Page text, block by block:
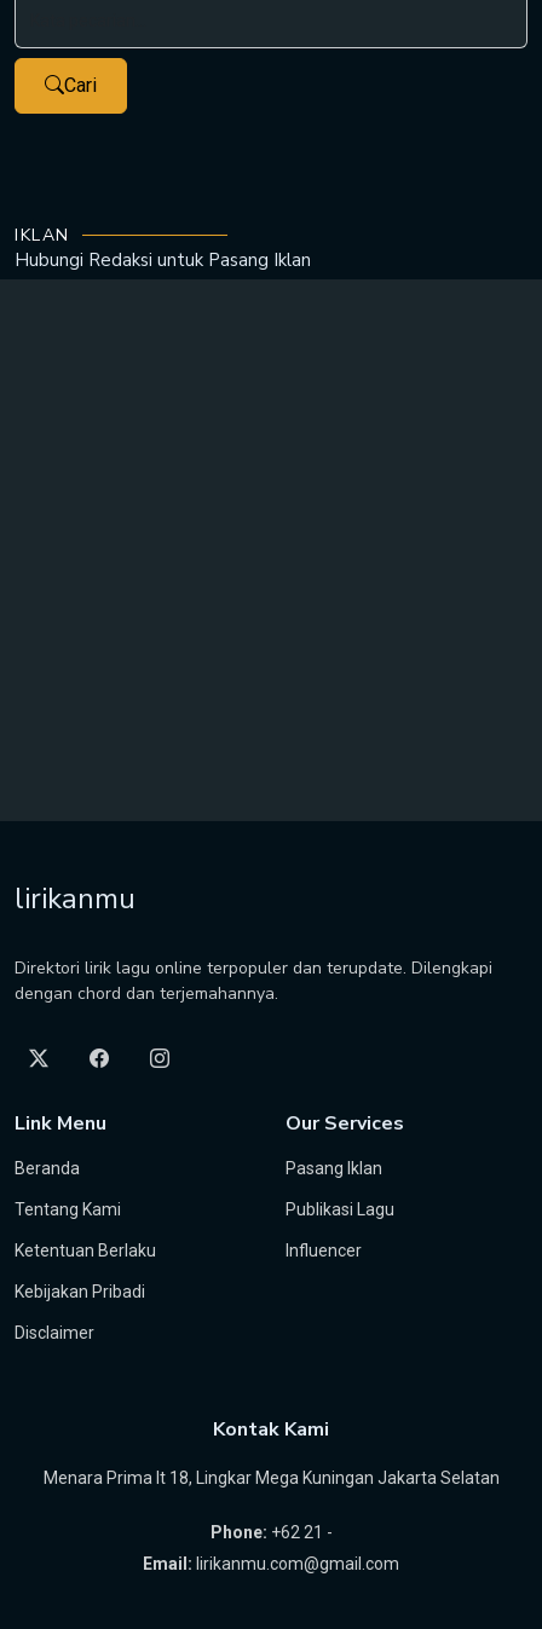
Cari
IKLAN
Hubungi Redaksi untuk Pasang Iklan
lirikanmu
Direktori lirik lagu online terpopuler dan terupdate. Dilengkapi
dengan chord dan terjemahannya.
Link Menu
Beranda
Tentang Kami
Ketentuan Berlaku
Kebijakan Pribadi
Disclaimer
Our Services
Pasang Iklan
Publikasi Lagu
Influencer
Kontak Kami
Menara Prima lt 18, Lingkar Mega Kuningan Jakarta Selatan
Phone: +62 21 -
Email: lirikanmu.com@gmail.com